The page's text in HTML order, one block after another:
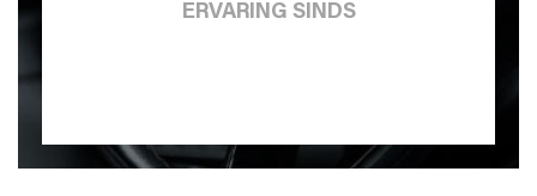
ERVARING SINDS